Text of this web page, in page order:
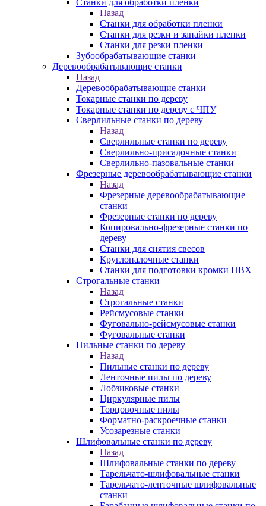
Станки для обработки пленки
Назад
Станки для обработки пленки
Станки для резки и запайки пленки
Станки для резки пленки
Зубообрабатывающие станки
Деревообрабатывающие станки
Назад
Деревообрабатывающие станки
Токарные станки по дереву
Токарные станки по дереву с ЧПУ
Сверлильные станки по дереву
Назад
Сверлильные станки по дереву
Сверлильно-присадочные станки
Сверлильно-пазовальные станки
Фрезерные деревообрабатывающие станки
Назад
Фрезерные деревообрабатывающие
станки
Фрезерные станки по дереву
Копировально-фрезерные станки по
дереву
Станки для снятия свесов
Круглопалочные станки
Станки для подготовки кромки ПВХ
Строгальные станки
Назад
Строгальные станки
Рейсмусовые станки
Фуговально-рейсмусовые станки
Фуговальные станки
Пильные станки по дереву
Назад
Пильные станки по дереву
Ленточные пилы по дереву
Лобзиковые станки
Циркулярные пилы
Торцовочные пилы
Форматно-раскроечные станки
Усозарезные станки
Шлифовальные станки по дереву
Назад
Шлифовальные станки по дереву
Тарельчато-шлифовальные станки
Тарельчато-ленточные шлифовальные
станки